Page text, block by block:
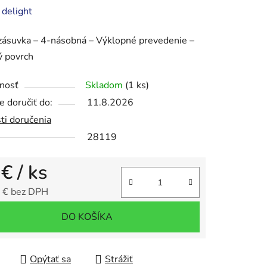
delight
– 4-násobná – Výklopné prevedenie –
povrch
Skladom (1 ks)
doručiť do:
11.8.2026
doručenia
28119
€/ ks
bez DPH
DO KOŠÍKA
Opýtať sa
Strážiť